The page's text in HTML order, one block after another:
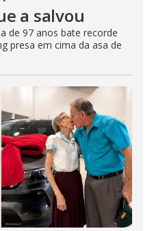
a salvou
de 97 anos bate recorde
presa em cima da asa de